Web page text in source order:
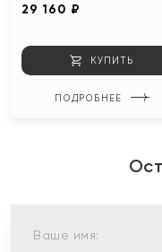
29 160 ₽
КУПИТЬ
ПОДРОБНЕЕ
Ваше имя: